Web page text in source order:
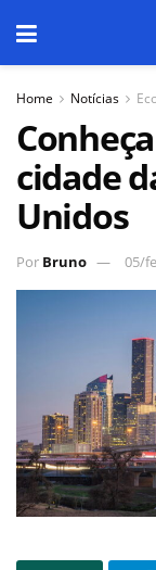
Home Notícias
cidade
Unidos
Por Bruno 05/